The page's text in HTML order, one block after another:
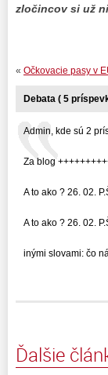
zločincov si už
« Očkovacie pasy v
Debata ( 5
Admin, kde sú 2
Za blog
A to ako ? 26. 02.
A to ako ? 26. 02.
inými slovami: čo
Ďalšie